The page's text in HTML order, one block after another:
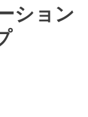
ション